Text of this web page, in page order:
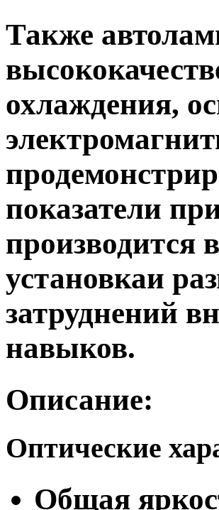
Также
охлаждения,
показатели
производится
установкаи
затруднений
навыков.
Описание:
Оптические
Общая